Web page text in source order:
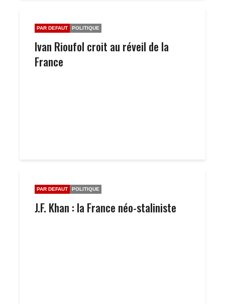
PAR DEFAUT POLITIQUE
Ivan Rioufol croit au réveil de la
France
PAR DEFAUT POLITIQUE
J.F. Khan : la France néo-staliniste